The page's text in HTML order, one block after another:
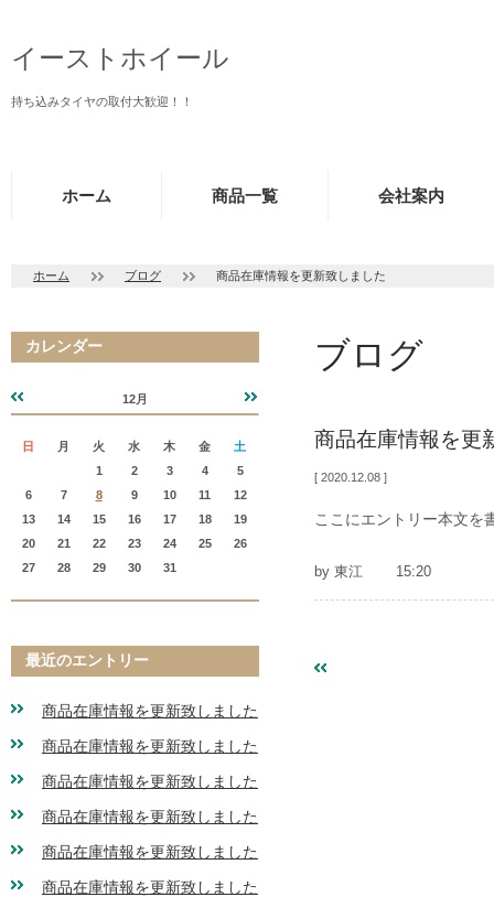
イーストホイール
持ち込みタイヤの取付大歓迎！！
ホーム 商品一覧 会社案内
ホーム ブログ 商品在庫情報を更新致しました
ブログ
2020.12.08
商品在庫情報を更
ここにエントリー本文を
by 東江 15:20
カレンダー
«
12月
»
日 月 火 水 木 金
土
1
2 3 4
5
6
7 8 9 10 11
12
13
14 15 16 17 18
19
20
21 22 23 24 25
26
27
28 29 30 31
最近のエントリー
商品在庫情報を更新致しました
商品在庫情報を更新致しました
商品在庫情報を更新致しました
商品在庫情報を更新致しました
商品在庫情報を更新致しました
商品在庫情報を更新致しました